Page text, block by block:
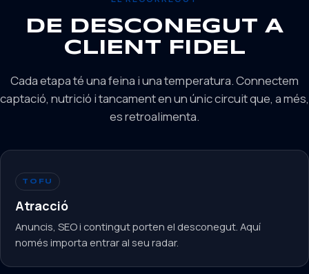
DE DESCONEGUT A
CLIENT FIDEL
Cada etapa té una feina i una temperatura. Connectem
captació, nutrició i tancament en un únic circuit que, a més,
es retroalimenta.
TOFU
Atracció
Anuncis, SEO i contingut porten el desconegut. Aquí
només importa entrar al seu radar.